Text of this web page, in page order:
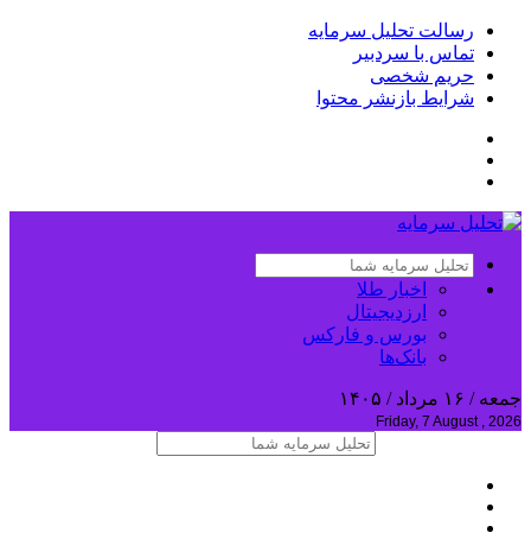
رسالت تحلیل سرمایه
تماس با سردبیر
حریم شخصی
شرایط بازنشر محتوا
اخبار طلا
ارزدیجیتال
بورس و فارکس
بانک‌ها
جمعه / ۱۶ مرداد / ۱۴۰۵
Friday, 7 August , 2026